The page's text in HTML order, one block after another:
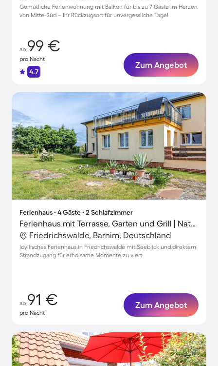
Gemütliche Ferienwohnung mit Balkon für bis zu 7 Gäste im Herzen
von Mitte-Süd – Ihr Rückzugsort für unvergessliche Tage!
ab 99 €
pro Nacht
4.7
Zum Angebot
Ferienhaus ∙ 4 Gäste ∙ 2 Schlafzimmer
Ferienhaus mit Terrasse, Garten und Grill | Naturblick
Friedrichswalde, Barnim, Deutschland
Idyllisches Ferienhaus in Friedrichswalde mit Seeblick und direktem
Strandzugang für erholsame Momente zu viert
ab 91 €
pro Nacht
Zum Angebot